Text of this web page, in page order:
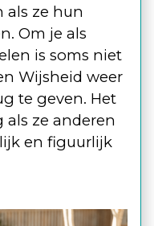
ze hun
Om je als
is soms niet
Wijsheid weer
te geven. Het
ze anderen
en figuurlijk